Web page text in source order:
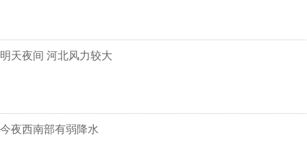
明天夜间 河北风力较大
今夜西南部有弱降水